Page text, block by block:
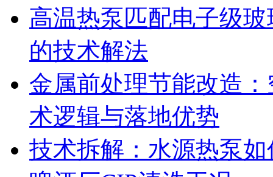
高温热泵匹配电子级
的技术解法
金属前处理节能改造
术逻辑与落地优势
技术拆解：水源热泵